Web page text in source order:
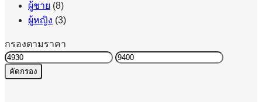
ผู้ชาย (8)
ผู้หญิง (3)
กรองตามราคา
ราคา
ต่ำ
ราคา
คัดกรอง